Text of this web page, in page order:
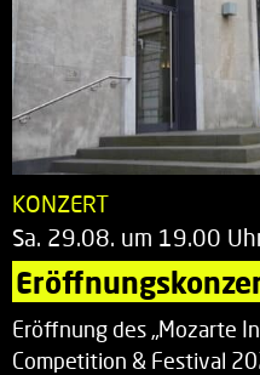
KONZERT
Sa. 29.08. um 19.00
Eröffnung des „Mozarte
Competition & Festival